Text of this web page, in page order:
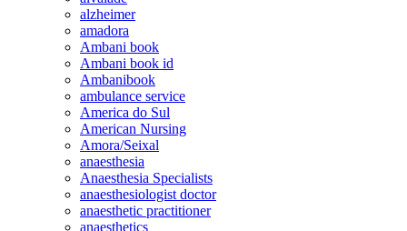
alzheimer
amadora
Ambani book
Ambani book id
Ambanibook
ambulance service
America do Sul
American Nursing
Amora/Seixal
anaesthesia
Anaesthesia Specialists
anaesthesiologist doctor
anaesthetic practitioner
anaesthetics